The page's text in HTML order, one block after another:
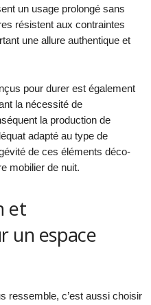
un usage prolongé sans
résistent aux contraintes
une allure authentique et
pour durer est également
la nécessité de
la production de
adapté au type de
de ces éléments déco-
mobilier de nuit.
et
un espace
ressemble, c’est aussi choisir